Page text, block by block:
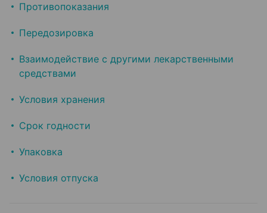
Противопоказания
Передозировка
Взаимодействие с другими лекарственными
средствами
Условия хранения
Срок годности
Упаковка
Условия отпуска